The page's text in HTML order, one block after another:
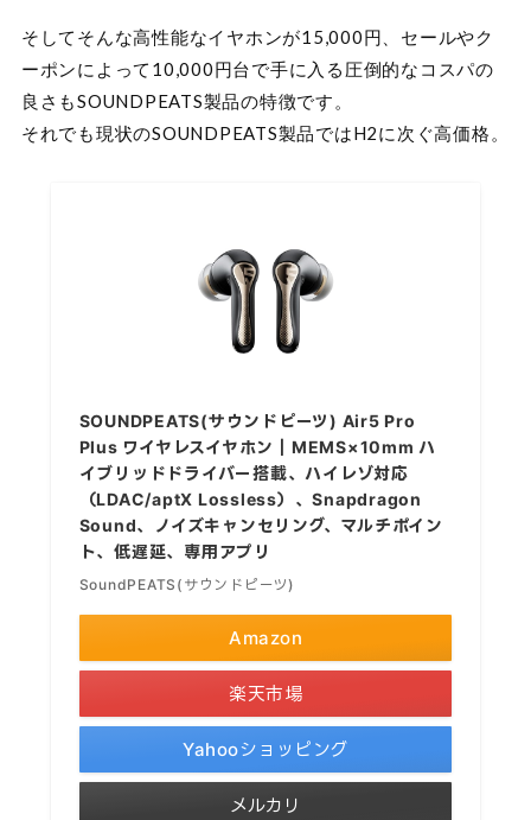
そしてそんな高性能なイヤホンが15,000円、セールやク
ーポンによって10,000円台で手に入る圧倒的なコスパの
良さもSOUNDPEATS製品の特徴です。
それでも現状のSOUNDPEATS製品ではH2に次ぐ高価格。
SOUNDPEATS(サウンドピーツ) Air5 Pro
Plus ワイヤレスイヤホン｜MEMS×10mm ハ
イブリッドドライバー搭載、ハイレゾ対応
（LDAC/aptX Lossless）、Snapdragon
Sound、ノイズキャンセリング、マルチポイン
ト、低遅延、専用アプリ
SoundPEATS(サウンドピーツ)
Amazon
楽天市場
Yahooショッピング
メルカリ